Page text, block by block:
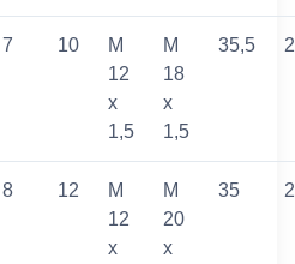
7 10
M
12
x
1,5
M
18
x
1,5
35,5
8 12
M
12
x
M
20
x
35